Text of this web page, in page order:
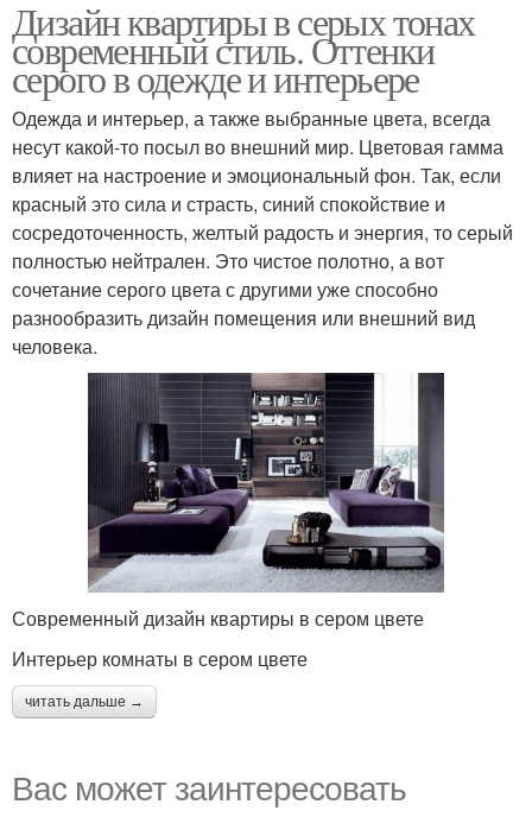
Дизайн квартиры в серых тонах
современный стиль. Оттенки
серого в одежде и интерьере
Одежда и интерьер, а также выбранные цвета, всегда
несут какой-то посыл во внешний мир. Цветовая гамма
влияет на настроение и эмоциональный фон. Так, если
красный это сила и страсть, синий спокойствие и
сосредоточенность, желтый радость и энергия, то серый
полностью нейтрален. Это чистое полотно, а вот
сочетание серого цвета с другими уже способно
разнообразить дизайн помещения или внешний вид
человека.
Современный дизайн квартиры в сером цвете
Интерьер комнаты в сером цвете
читать дальше →
Вас может заинтересовать